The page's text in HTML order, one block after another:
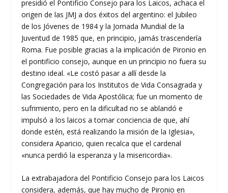
presidió el Pontificio Consejo para los Laicos, achaca el
origen de las JMJ a dos éxitos del argentino: el Jubileo
de los Jóvenes de 1984 y la Jornada Mundial de la
Juventud de 1985 que, en principio, jamás trascendería
Roma. Fue posible gracias a la implicación de Pironio en
el pontificio consejo, aunque en un principio no fuera su
destino ideal. «Le costó pasar a allí desde la
Congregación para los Institutos de Vida Consagrada y
las Sociedades de Vida Apostólica; fue un momento de
sufrimiento, pero en la dificultad no se ablandó e
impulsó a los laicos a tomar conciencia de que, ahí
donde estén, está realizando la misión de la Iglesia»,
considera Aparicio, quien recalca que el cardenal
«nunca perdió la esperanza y la misericordia».
La extrabajadora del Pontificio Consejo para los Laicos
considera, además, que hay mucho de Pironio en